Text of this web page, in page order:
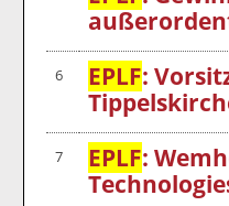
6 EPLF:
7 EPLF: